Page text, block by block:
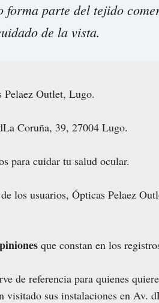
forma parte del tejido
de la vista.
Pelaez Outlet, Lugo.
Coruña, 39, 27004 Lugo.
para cuidar tu salud ocular.
los usuarios, Ópticas Pelaez
que constan en los
de referencia para quienes
visitado sus instalaciones en Av.